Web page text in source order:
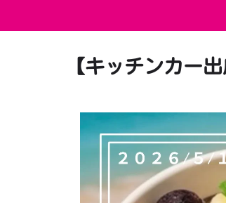
【キッチンカー